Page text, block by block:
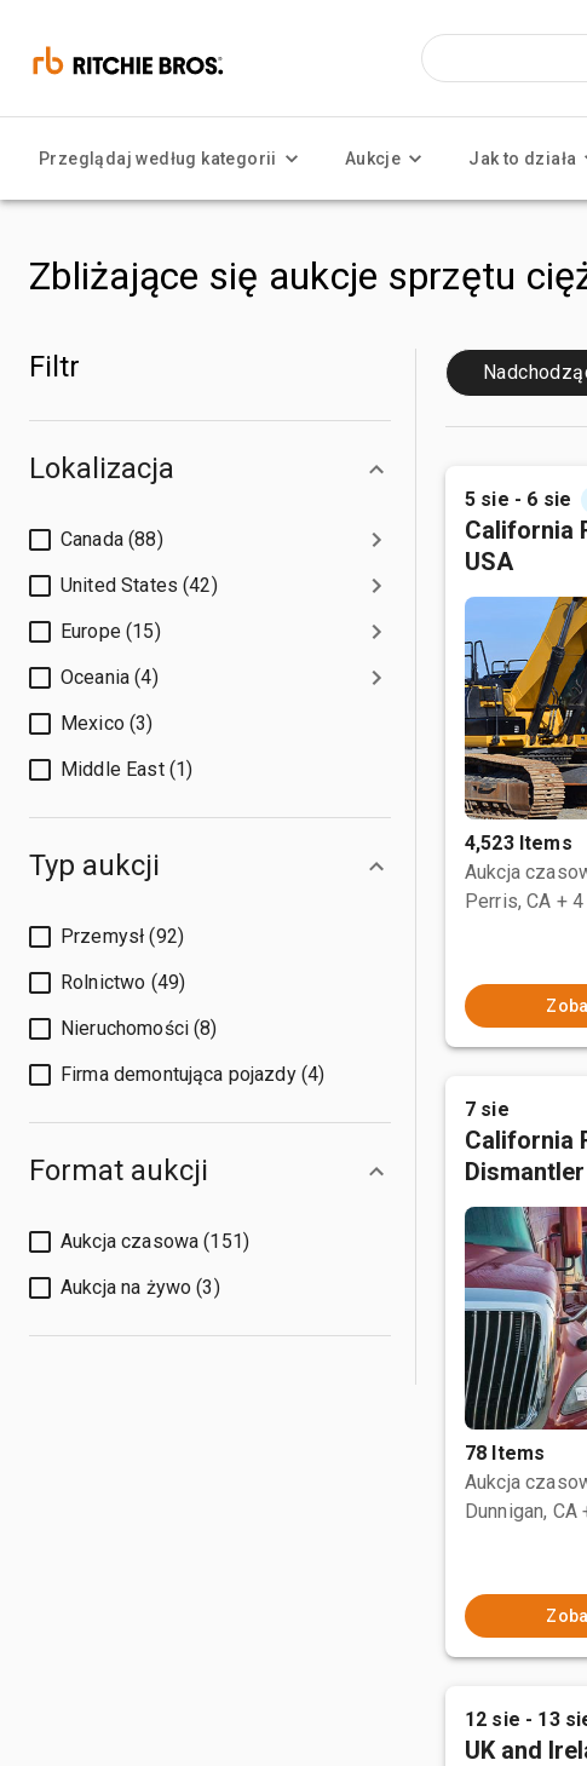
Przeglądaj według kategorii Aukcje Jak to działa
Zbliżające się aukcje sprzętu
Filtr
Lokalizacja
Canada (88)
United States (42)
Europe (15)
Oceania (4)
Mexico (3)
Middle East (1)
Typ aukcji
Przemysł (92)
Rolnictwo (49)
Nieruchomości (8)
Firma demontująca pojazdy (4)
Format aukcji
Aukcja czasowa (151)
Aukcja na żywo (3)
5 sie - 6 sie
California
USA
4,523 Items
Aukcja
Perris, CA +
7 sie
California
78 Items
Aukcja
Dunnigan, CA
12 sie - 13
UK and